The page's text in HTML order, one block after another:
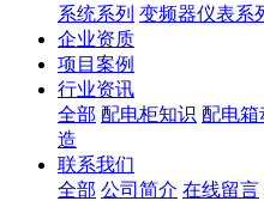
系统系列 变频器仪表系
企业资质
项目案例
行业资讯
全部 配电柜知识 配电箱
造
联系我们
全部 公司简介 在线留言